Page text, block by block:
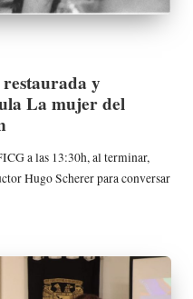
y
La mujer del
a las 13:30h, al terminar,
Hugo Scherer para conversar